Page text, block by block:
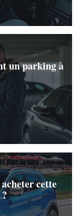
un parking à
cette